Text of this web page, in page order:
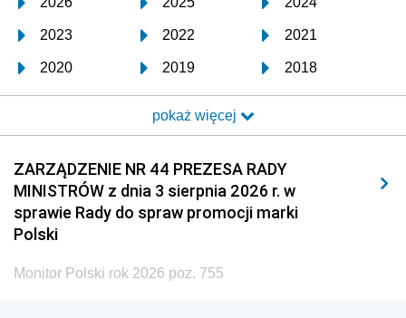
2023 2022 2021
2020 2019 2018
2017 2016 2015
2014 2013 2012
2011 2010 2009
2008 2007 2006
2005
pokaż więcej
ZARZĄDZENIE NR 44 PREZESA RADY
MINISTRÓW z dnia 3 sierpnia 2026 r. w
sprawie Rady do spraw promocji marki
Polski
Monitor Polski rok 2026 poz. 755